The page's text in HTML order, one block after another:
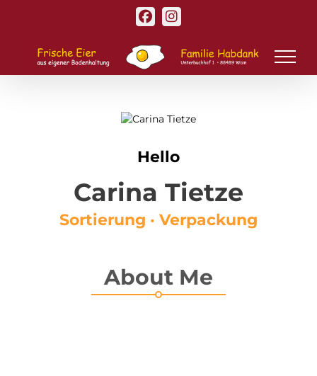
Facebook
Instagram
Hello
Carina Tietze
Sortierung · Verpackung
About Me